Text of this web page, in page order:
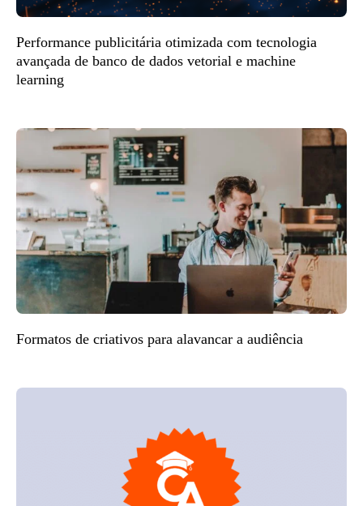
Performance publicitária otimizada com tecnologia
avançada de banco de dados vetorial e machine
learning
Formatos de criativos para alavancar a audiência